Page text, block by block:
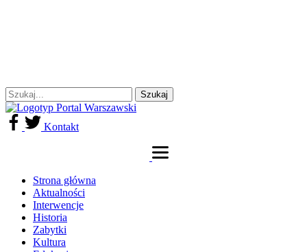
Kontakt
Strona główna
Aktualności
Interwencje
Historia
Zabytki
Kultura